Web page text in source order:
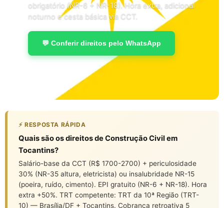
obrigatório (NR-6 + NR-18). Hora extra, adicional
noturno e cesta básica via CCT.
💬 Conferir direitos pelo WhatsApp
⚡ RESPOSTA RÁPIDA
Quais são os direitos de Construção Civil em
Tocantins?
Salário-base da CCT (R$ 1700-2700) + periculosidade
30% (NR-35 altura, eletricista) ou insalubridade NR-15
(poeira, ruído, cimento). EPI gratuito (NR-6 + NR-18). Hora
extra +50%. TRT competente: TRT da 10ª Região (TRT-
10) — Brasília/DF + Tocantins. Cobrança retroativa 5